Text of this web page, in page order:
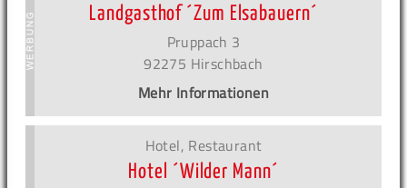
Landgasthof ´Zum Elsabauern´
Pruppach 3
92275 Hirschbach
Mehr Informationen
Hotel, Restaurant
Hotel ´Wilder Mann´